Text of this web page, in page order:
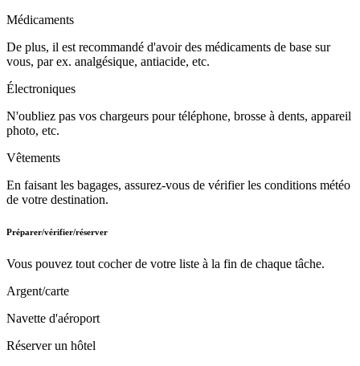
Médicaments
De plus, il est recommandé d'avoir des médicaments de base sur
vous, par ex. analgésique, antiacide, etc.
Électroniques
N'oubliez pas vos chargeurs pour téléphone, brosse à dents, appareil
photo, etc.
Vêtements
En faisant les bagages, assurez-vous de vérifier les conditions météo
de votre destination.
Préparer/vérifier/réserver
Vous pouvez tout cocher de votre liste à la fin de chaque tâche.
Argent/carte
Navette d'aéroport
Réserver un hôtel